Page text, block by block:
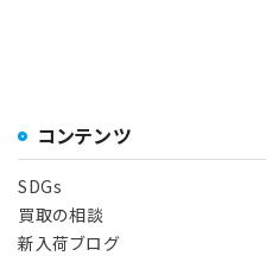
コンテンツ
SDGs
買取の相談
新入荷ブログ